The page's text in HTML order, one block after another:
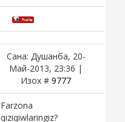
Сана: Душанба, 20-
Май-2013, 23:36 |
Изох # 9777
Farzona
qiziqiwlaringiz?